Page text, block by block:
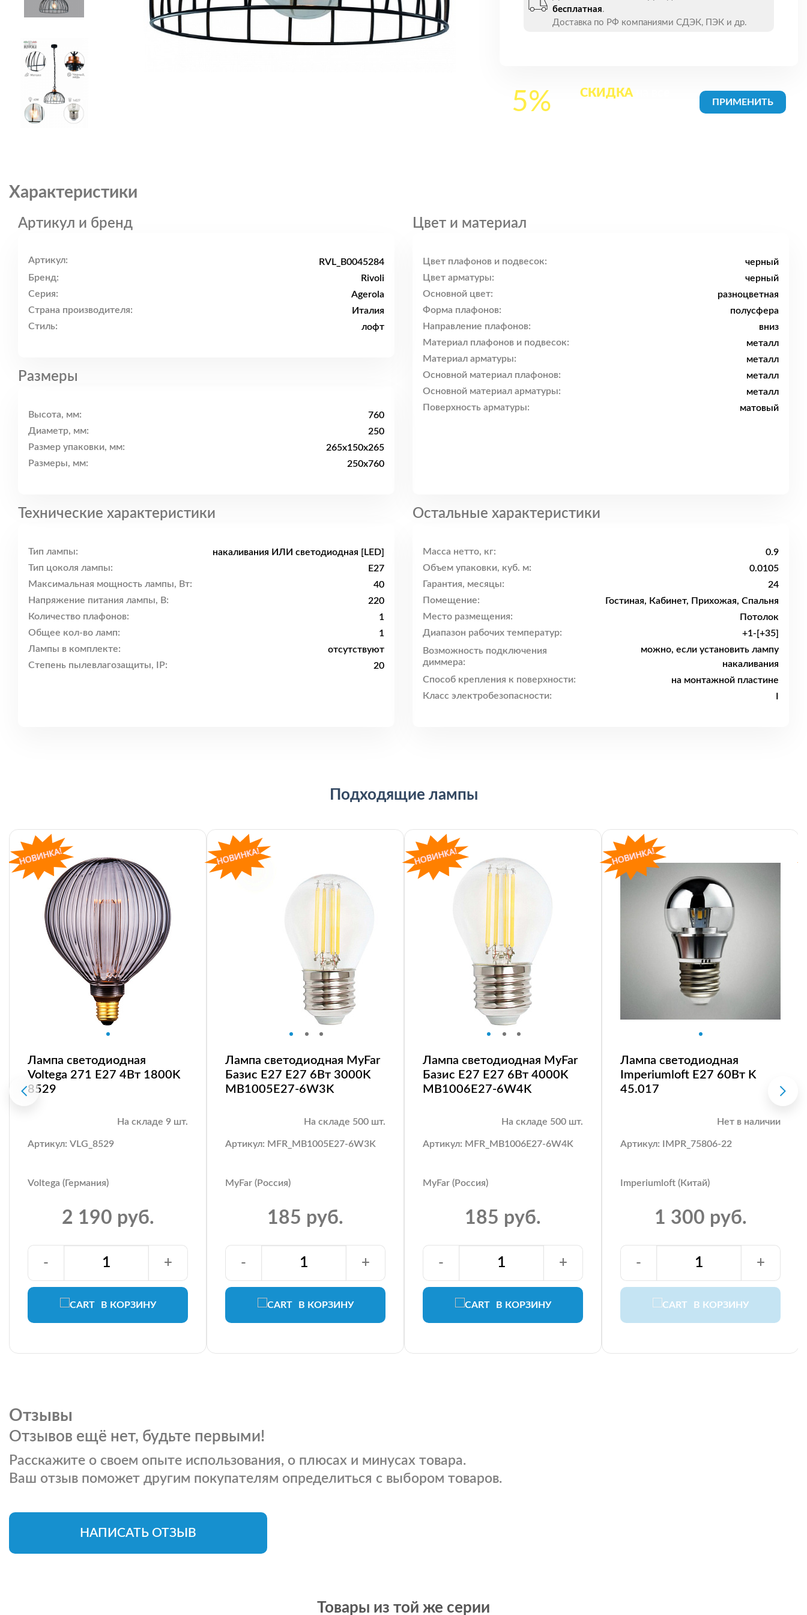
бесплатная.
Доставка по РФ компаниями СДЭК, ПЭК и др.
5% СКИДКА
Характеристики
Артикул и бренд
Артикул:
RVL_B0045284
Бренд:
Rivoli
Серия:
Agerola
Страна производителя:
Италия
Стиль:
лофт
Размеры
Высота, мм:
760
Диаметр, мм:
250
Размер упаковки, мм:
265x150x265
Размеры, мм:
250x760
Цвет и материал
Цвет плафонов и подвесок:
черный
Цвет арматуры:
черный
Основной цвет:
разноцветная
Форма плафонов:
полусфера
Направление плафонов:
вниз
Материал плафонов и подвесок:
металл
Материал арматуры:
металл
Основной материал плафонов:
металл
Основной материал арматуры:
металл
Поверхность арматуры:
матовый
Технические характеристики
Тип лампы:
накаливания ИЛИ светодиодная [LED]
Тип цоколя лампы:
E27
Максимальная мощность лампы, Вт:
40
Напряжение питания лампы, В:
220
Количество плафонов:
1
Общее кол-во ламп:
1
Лампы в комплекте:
отсутствуют
Степень пылевлагозащиты, IP:
20
Остальные характеристики
Масса нетто, кг:
0.9
Объем упаковки, куб. м:
0.0105
Гарантия, месяцы:
24
Помещение:
Гостиная, Кабинет, Прихожая, Спальня
Место размещения:
Потолок
Диапазон рабочих температур:
+1-[+35]
Возможность подключения
диммера:
можно, если установить лампу
накаливания
Способ крепления к поверхности:
на монтажной пластине
Класс электробезопасности:
I
Подходящие лампы
Лампа светодиодная
Voltega 271 E27 4Вт 1800K
8529
На складе 9 шт.
Артикул: VLG_8529
Voltega (Германия)
2 190 руб.
В КОРЗИНУ
- +
Лампа светодиодная MyFar
Базис E27 E27 6Вт 3000K
MB1005E27-6W3K
На складе 500 шт.
Артикул: MFR_MB1005E27-6W3K
MyFar (Россия)
185 руб.
В КОРЗИНУ
- +
Лампа светодиодная MyFar
Базис E27 E27 6Вт 4000K
MB1006E27-6W4K
На складе 500 шт.
Артикул: MFR_MB1006E27-6W4K
MyFar (Россия)
185 руб.
В КОРЗИНУ
- +
Лампа светодиодная
Imperiumloft E27 60Вт K
45.017
Нет в наличии
Артикул: IMPR_75806-22
Imperiumloft (Китай)
1 300 руб.
В КОРЗИНУ
- +
Отзывы
Отзывов ещё нет, будьте первыми!
Расскажите о своем опыте использования, о плюсах и минусах товара.
Ваш отзыв поможет другим покупателям определиться с выбором товаров.
НАПИСАТЬ ОТЗЫВ
Товары из той же серии